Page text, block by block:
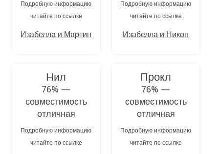
Подробную информацию
читайте по ссылке
Изабелла и Мартин
Подробную информацию
читайте по ссылке
Изабелла и Никон
Нил
76% —
совместимость
отличная
Подробную информацию
читайте по ссылке
Прокл
76% —
совместимость
отличная
Подробную информацию
читайте по ссылке